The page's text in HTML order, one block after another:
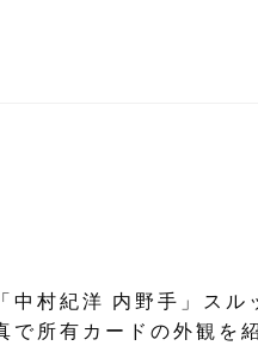
中村紀洋 内野手」スル
所有カードの外観を